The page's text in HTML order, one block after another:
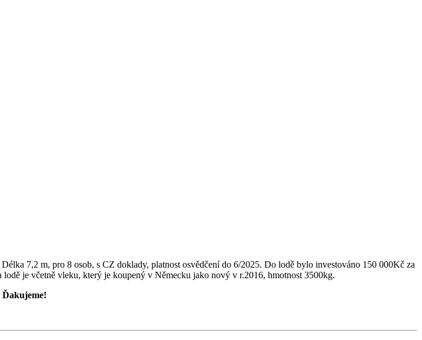
7,2 m, pro 8 osob, s CZ doklady, platnost osvědčení do 6/2025. Do lodě bylo investováno 150 000Kč za
je včetně vleku, který je koupený v Německu jako nový v r.2016, hmotnost 3500kg.
Ďakujeme!